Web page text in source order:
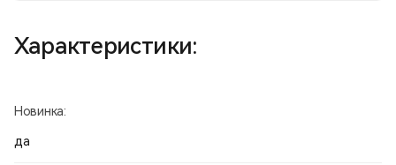
Характеристики:
Новинка:
да